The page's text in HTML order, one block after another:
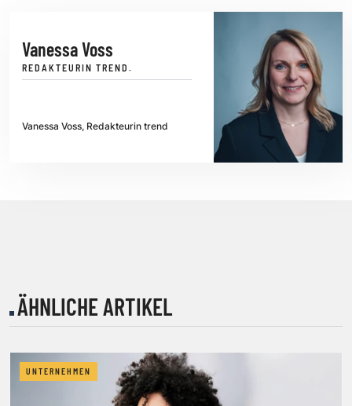
Vanessa Voss
REDAKTEURIN TREND.
Vanessa Voss, Redakteurin trend
ÄHNLICHE ARTIKEL
UNTERNEHMEN